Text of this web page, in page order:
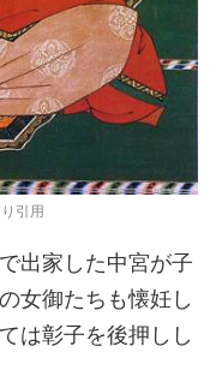
引用
出家した中宮が子
女御たちも懐妊し
は彰子を後押しし